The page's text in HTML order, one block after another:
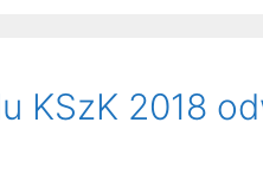
KSzK 2018